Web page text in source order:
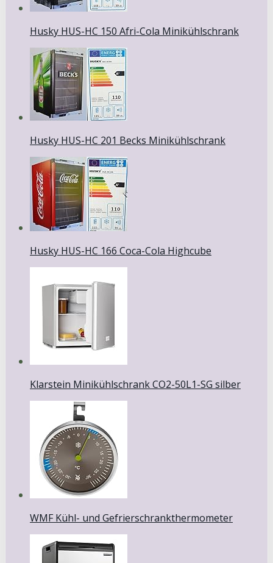
Husky HUS-HC 150 Afri-Cola Minikühlschrank
Husky HUS-HC 201 Becks Minikühlschrank
Husky HUS-HC 166 Coca-Cola Highcube
Klarstein Minikühlschrank CO2-50L1-SG silber
WMF Kühl- und Gefrierschrankthermometer